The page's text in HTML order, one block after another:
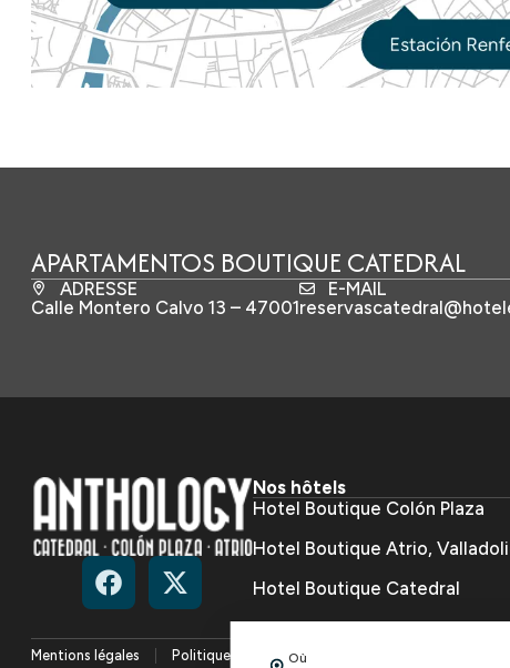
Où
APARTAMENTOS BOUTIQUE CATEDRAL
ADRESSE
Calle Montero Calvo 13 – 47001
E-MAIL
Nos hôtels
Hotel Boutique Colón Plaza
Hotel Boutique Atrio,
Hotel Boutique Catedral
Apartamentos Boutique
Mentions légales Politique de confidentialité